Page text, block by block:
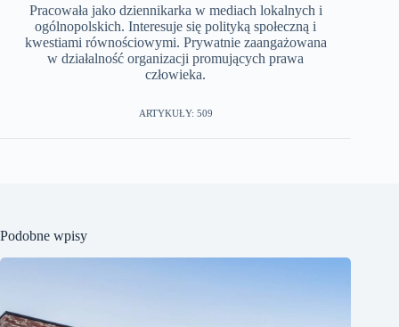
Pracowała jako dziennikarka w mediach lokalnych i
ogólnopolskich. Interesuje się polityką społeczną i
kwestiami równościowymi. Prywatnie zaangażowana
w działalność organizacji promujących prawa
człowieka.
ARTYKUŁY: 509
Podobne wpisy